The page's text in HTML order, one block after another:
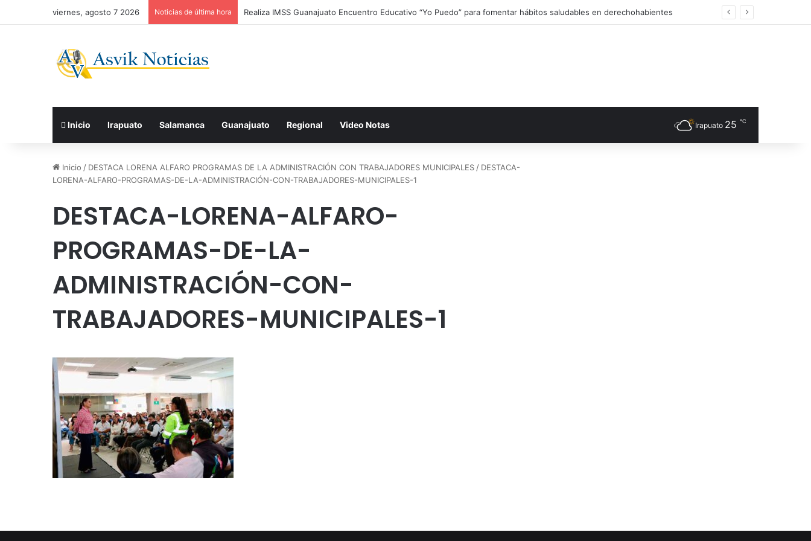
viernes, agosto 7 2026 Noticias de última hora Realiza IMSS Guanajuato Encuentro Educativo “Yo Puedo” para fomentar hábitos saludables en derechohabientes
Inicio Irapuato Salamanca Guanajuato Regional Video Notas Irapuato 25 ℃
Inicio / DESTACA LORENA ALFARO PROGRAMAS DE LA ADMINISTRACIÓN CON TRABAJADORES MUNICIPALES / DESTACA-
LORENA-ALFARO-PROGRAMAS-DE-LA-ADMINISTRACIÓN-CON-TRABAJADORES-MUNICIPALES-1
DESTACA-LORENA-ALFARO-
PROGRAMAS-DE-LA-
ADMINISTRACIÓN-CON-
TRABAJADORES-MUNICIPALES-1